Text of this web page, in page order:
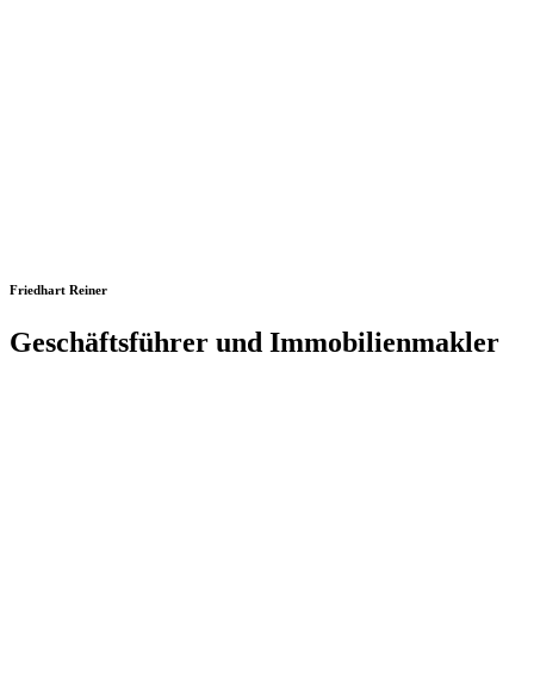
Friedhart Reiner
Geschäftsführer und Immobilienmakler